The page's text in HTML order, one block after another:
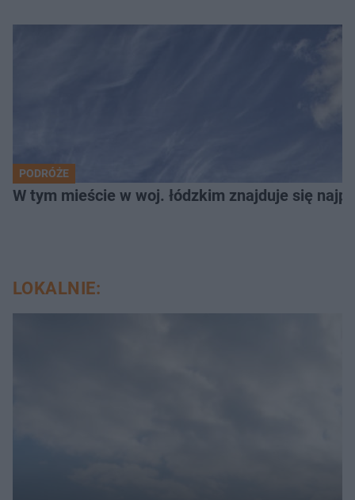
PODRÓŻE
W tym mieście w woj. łódzkim znajduje się
LOKALNIE: